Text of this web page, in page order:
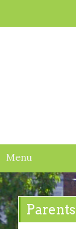
Menu
Parents